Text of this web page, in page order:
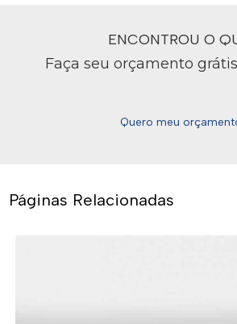
ENCONTROU O
Faça seu orçamento
Quero meu
Páginas Relacionadas